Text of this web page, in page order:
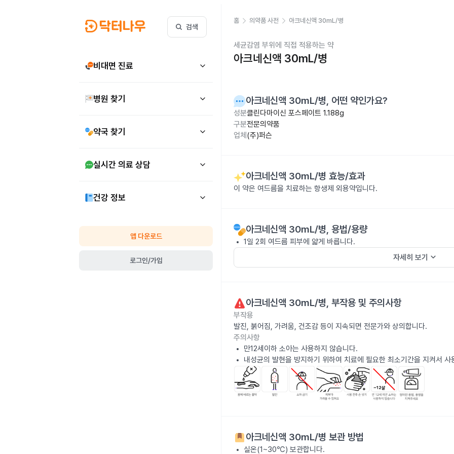
검색
비대면 진료
병원 찾기
약국 찾기
실시간 의료 상담
건강 정보
앱 다운로드
로그인/가입
홈 의약품 사전 아크네신액 30mL/병
세균감염 부위에 직접 적용하는 약
아크네신액 30mL/병
아크네신액 30mL/병, 어떤 약인가요?
성분클린다마이신 포스페이트 1.188g
구분전문의약품
업체 (주)퍼슨
아크네신액 30mL/병 효능/효과
이 약은 여드름을 치료하는 항생제 외용약입니다.
아크네신액 30mL/병, 용법/용량
1일 2회 여드름 피부에 얇게 바릅니다.
자세히 보기 keyboard_arrow_down
아크네신액 30mL/병, 부작용 및 주의사항
부작용
발진, 붉어짐, 가려움, 건조감 등이 지속되면 전문가와 상의합니다.
주의사항
만12세이하 소아는 사용하지 않습니다.
내성균의 발현을 방지하기 위하여 치료에 필요한 최소기간을 지켜서 사
아크네신액 30mL/병 보관 방법
실온(1~30℃) 보관합니다.